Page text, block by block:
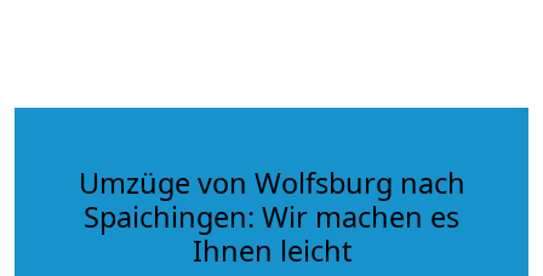
Umzüge von Wolfsburg nach
Spaichingen: Wir machen es
Ihnen leicht